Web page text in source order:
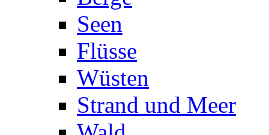
Seen
Flüsse
Wüsten
Strand und Meer